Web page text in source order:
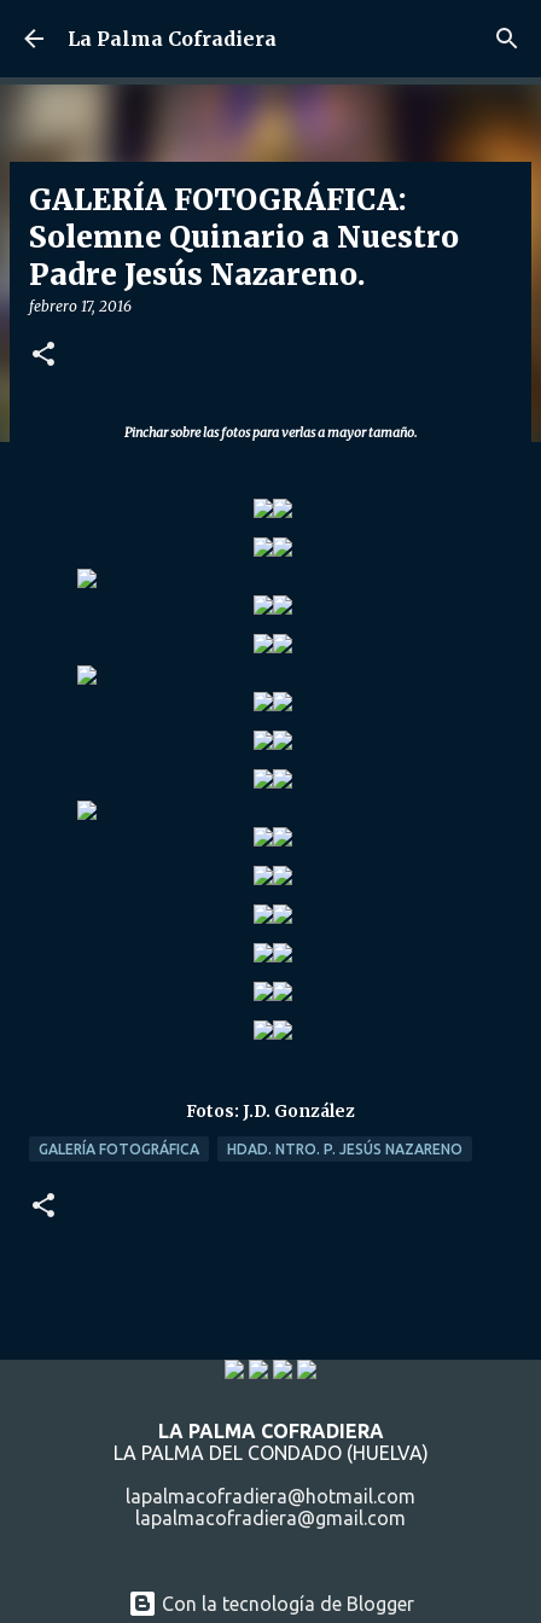
Ir al contenido principal
La Palma Cofradiera
GALERÍA FOTOGRÁFICA:
Solemne Quinario a Nuestro
Padre Jesús Nazareno.
febrero 17, 2016
Pinchar sobre las fotos para verlas a mayor tamaño.
Fotos: J.D. González
GALERÍA FOTOGRÁFICA HDAD. NTRO. P. JESÚS NAZARENO
LA PALMA COFRADIERA
LA PALMA DEL CONDADO (HUELVA)
lapalmacofradiera@hotmail.com
lapalmacofradiera@gmail.com
Con la tecnología de Blogger